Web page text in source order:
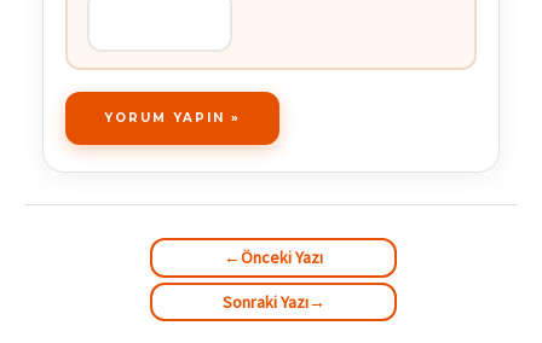
←Önceki Yazı
Sonraki Yazı→